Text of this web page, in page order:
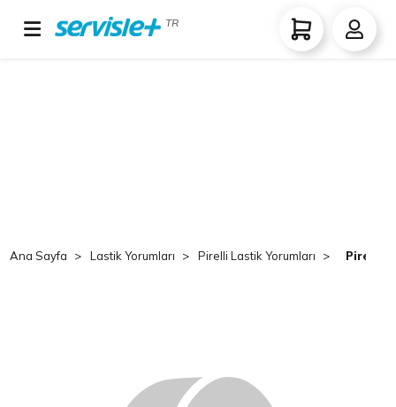
TR
Ana Sayfa Lastik Yorumları Pirelli Lastik Yorumları Pirelli